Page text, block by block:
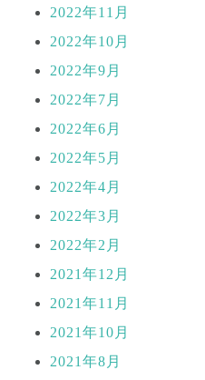
2022年11月
2022年10月
2022年9月
2022年7月
2022年6月
2022年5月
2022年4月
2022年3月
2022年2月
2021年12月
2021年11月
2021年10月
2021年8月